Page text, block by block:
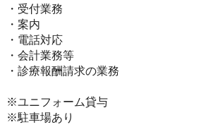
・受付業務
・案内
・電話対応
・会計業務等
・診療報酬請求の業務
※ユニフォーム貸与
※駐車場あり